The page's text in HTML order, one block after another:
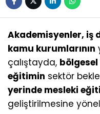
Akademisyenler, iş
kamu kurumlarının
çalıştayda,
eğitimin sektör
yerinde mesleki
geliştirilmesine